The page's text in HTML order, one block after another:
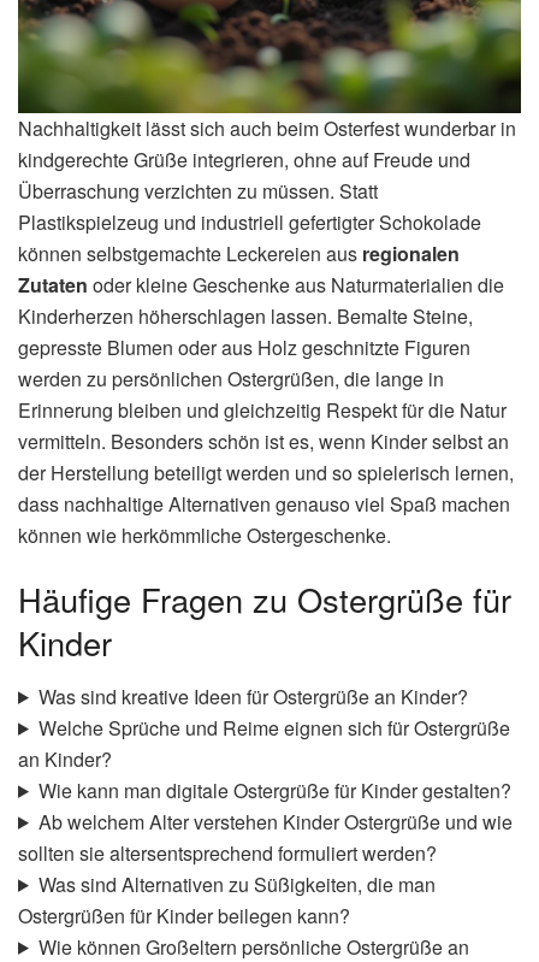
Nachhaltigkeit lässt sich auch beim Osterfest wunderbar in
kindgerechte Grüße integrieren, ohne auf Freude und
Überraschung verzichten zu müssen. Statt
Plastikspielzeug und industriell gefertigter Schokolade
können selbstgemachte Leckereien aus regionalen
Zutaten oder kleine Geschenke aus Naturmaterialien die
Kinderherzen höherschlagen lassen. Bemalte Steine,
gepresste Blumen oder aus Holz geschnitzte Figuren
werden zu persönlichen Ostergrüßen, die lange in
Erinnerung bleiben und gleichzeitig Respekt für die Natur
vermitteln. Besonders schön ist es, wenn Kinder selbst an
der Herstellung beteiligt werden und so spielerisch lernen,
dass nachhaltige Alternativen genauso viel Spaß machen
können wie herkömmliche Ostergeschenke.
Häufige Fragen zu Ostergrüße für
Kinder
Was sind kreative Ideen für Ostergrüße an Kinder?
Welche Sprüche und Reime eignen sich für Ostergrüße
an Kinder?
Wie kann man digitale Ostergrüße für Kinder gestalten?
Ab welchem Alter verstehen Kinder Ostergrüße und wie
sollten sie altersentsprechend formuliert werden?
Was sind Alternativen zu Süßigkeiten, die man
Ostergrüßen für Kinder beilegen kann?
Wie können Großeltern persönliche Ostergrüße an